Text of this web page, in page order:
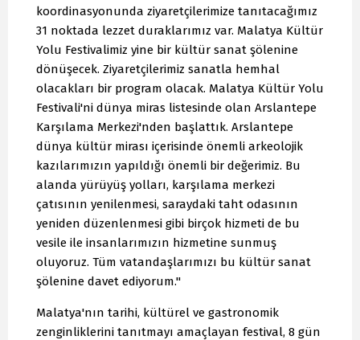
koordinasyonunda ziyaretçilerimize tanıtacağımız
31 noktada lezzet duraklarımız var. Malatya Kültür
Yolu Festivalimiz yine bir kültür sanat şölenine
dönüşecek. Ziyaretçilerimiz sanatla hemhal
olacakları bir program olacak. Malatya Kültür Yolu
Festivali'ni dünya miras listesinde olan Arslantepe
Karşılama Merkezi'nden başlattık. Arslantepe
dünya kültür mirası içerisinde önemli arkeolojik
kazılarımızın yapıldığı önemli bir değerimiz. Bu
alanda yürüyüş yolları, karşılama merkezi
çatısının yenilenmesi, saraydaki taht odasının
yeniden düzenlenmesi gibi birçok hizmeti de bu
vesile ile insanlarımızın hizmetine sunmuş
oluyoruz. Tüm vatandaşlarımızı bu kültür sanat
şölenine davet ediyorum."
Malatya'nın tarihi, kültürel ve gastronomik
zenginliklerini tanıtmayı amaçlayan festival, 8 gün